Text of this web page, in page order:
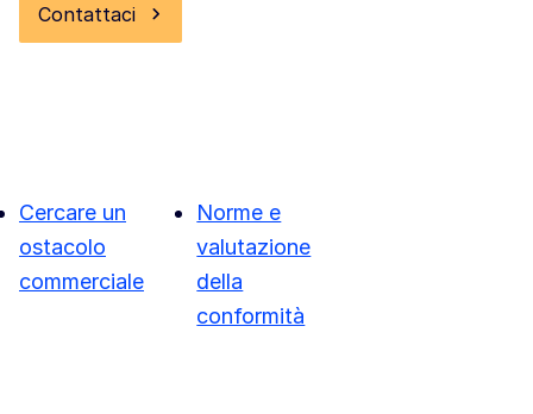
Contattaci
Cercare un
ostacolo
commerciale
Norme e
valutazione
della
conformità